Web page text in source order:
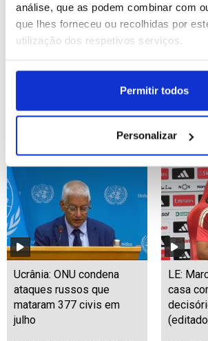
análise, que as podem combinar com
que lhes forneceu ou recolhidas por
utilização dos respetivos serviços.
Permitir todos
Personalizar
Erupção de vulcão do
Fogo na Guatemala chega
Date: 06/08/2026 08:45
(editado)
ID: 47559036
Ucrânia: ONU condena
ataques russos que
mataram 377 civis em
julho
LE:
casa